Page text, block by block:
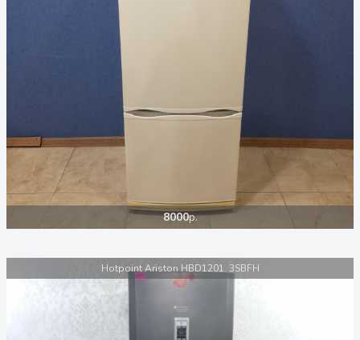
8000р.
Hotpoint Ariston HBD1201. 3SBFH